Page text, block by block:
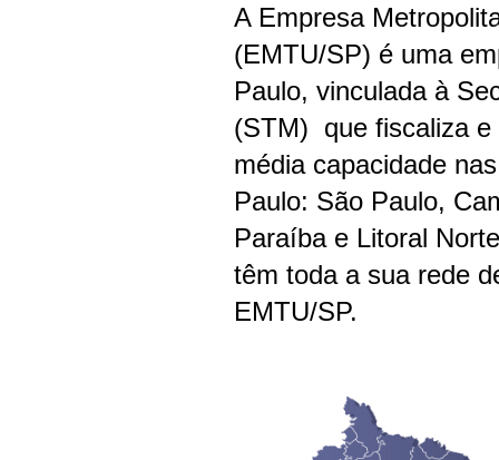
A Empresa
(EMTU/SP) é uma
Paulo, vinculada à
(STM) que fiscaliza e
média capacidade
Paulo: São Paulo,
Paraíba e Litoral
têm toda a sua rede
EMTU/SP.